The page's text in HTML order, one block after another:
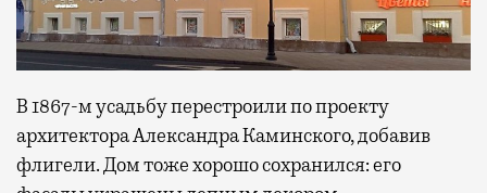
В 1867-м усадьбу перестроили по проекту
архитектора Александра Каминского, добавив
флигели. Дом тоже хорошо сохранился: его